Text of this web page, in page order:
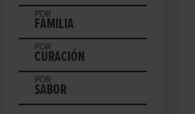
POR
FAMILIA
POR
CURACIÓN
POR
SABOR